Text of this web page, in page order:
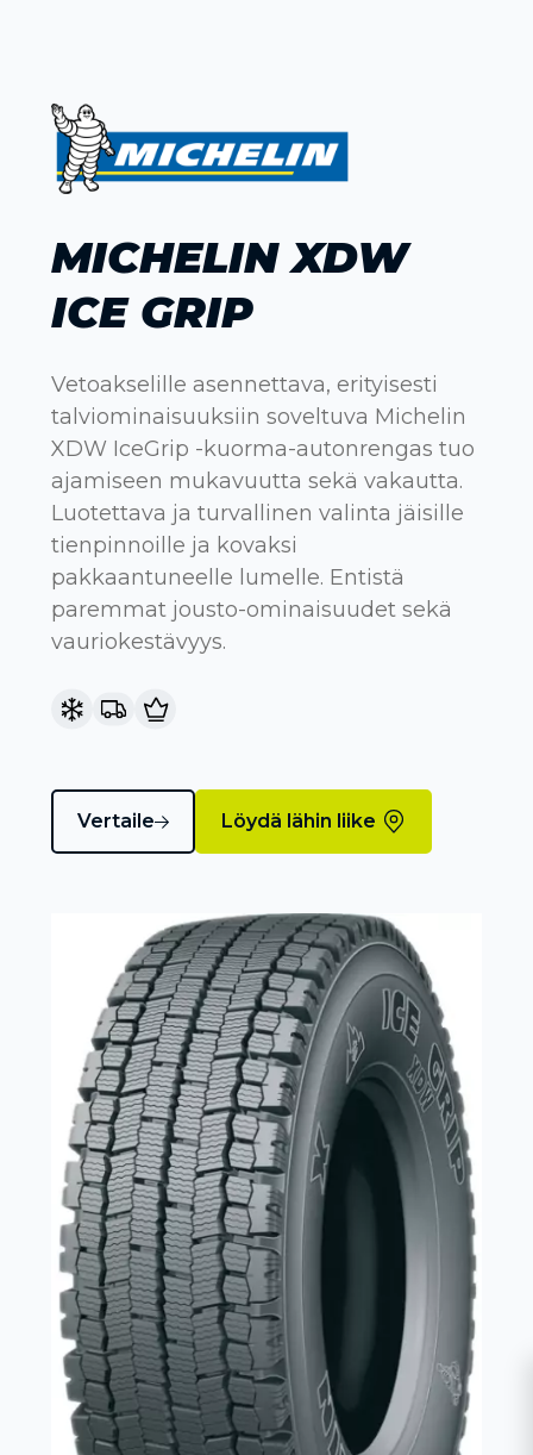
MICHELIN XDW
ICE GRIP
Vetoakselille asennettava, erityisesti
talviominaisuuksiin soveltuva Michelin
XDW IceGrip -kuorma-autonrengas tuo
ajamiseen mukavuutta sekä vakautta.
Luotettava ja turvallinen valinta jäisille
tienpinnoille ja kovaksi
pakkaantuneelle lumelle. Entistä
paremmat jousto-ominaisuudet sekä
vauriokestävyys.
Vertaile Löydä lähin liike